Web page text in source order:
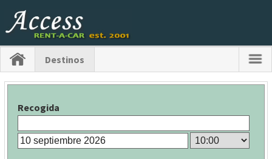
Destinos
Recogida